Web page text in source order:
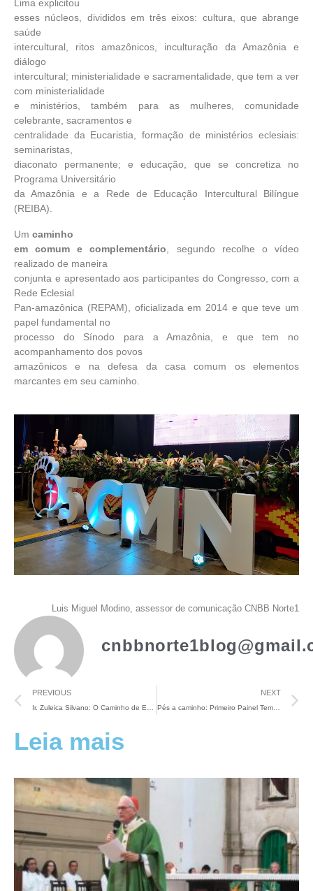
Leia mais
Lima explicitou
esses núcleos, divididos em três eixos: cultura, que abrange
saúde
intercultural, ritos amazônicos, inculturação da Amazônia e
diálogo
intercultural; ministerialidade e sacramentalidade, que tem a ver
com ministerialidade
e ministérios, também para as mulheres, comunidade
celebrante, sacramentos e
centralidade da Eucaristia, formação de ministérios eclesiais:
seminaristas,
diaconato permanente; e educação, que se concretiza no
Programa Universitário
da Amazônia e a Rede de Educação Intercultural Bilíngue
(REIBA).
Um caminho
em comum e complementário, segundo recolhe o vídeo
realizado de maneira
conjunta e apresentado aos participantes do Congresso, com a
Rede Eclesial
Pan-amazônica (REPAM), oficializada em 2014 e que teve um
papel fundamental no
processo do Sínodo para a Amazônia, e que tem no
acompanhamento dos povos
amazônicos e na defesa da casa comum os elementos
marcantes em seu caminho.
Luis Miguel Modino, assessor de comunicação CNBB Norte1
PREVIOUS NEXT
Pés a caminho: Primeiro Painel Temático aprofunda o lema do 5CMN